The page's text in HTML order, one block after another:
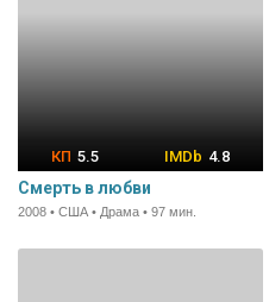
5.5 4.8
Смерть в любви
2008 • США • Драма • 97 мин.